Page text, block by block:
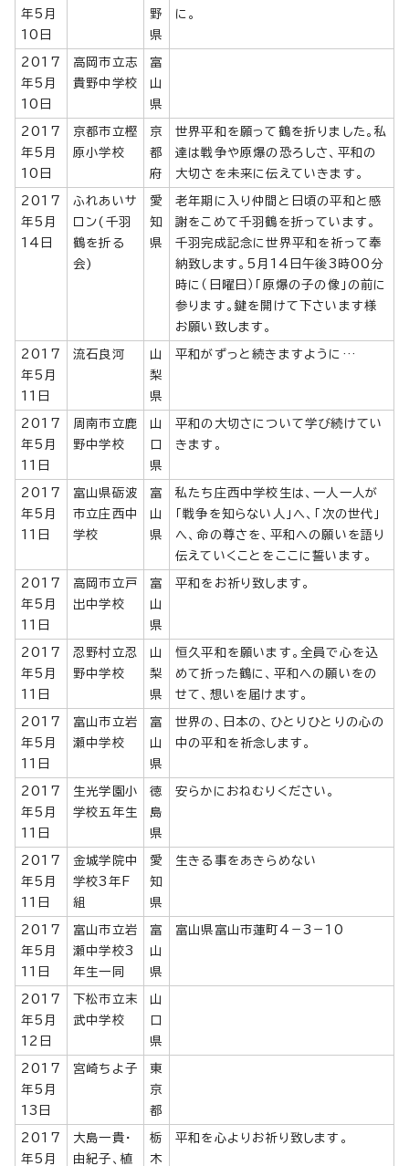
年5月
10日
野
県
に。
2017
年5月
10日
高岡市立志
貴野中学校
富
山
県
2017
年5月
10日
京都市立樫
原小学校
京
都
府
世界平和を願って鶴を折りました。私
達は戦争や原爆の恐ろしさ、平和の
大切さを未来に伝えていきます。
2017
年5月
14日
ふれあいサ
ロン(千羽
鶴を折る
会)
愛
知
県
老年期に入り仲間と日頃の平和と感
謝をこめて千羽鶴を折っています。
千羽完成記念に世界平和を祈って奉
納致します。5月14日午後3時00分
時に（日曜日）「原爆の子の像」の前に
参ります。鍵を開けて下さいます様
お願い致します。
2017
年5月
11日
流石良河
山
梨
県
平和がずっと続きますように…
2017
年5月
11日
周南市立鹿
野中学校
山
口
県
平和の大切さについて学び続けてい
きます。
2017
年5月
11日
富山県砺波
市立庄西中
学校
富
山
県
私たち庄西中学校生は、一人一人が
「戦争を知らない人」へ、「次の世代」
へ、命の尊さを、平和への願いを語り
伝えていくことをここに誓います。
2017
年5月
11日
高岡市立戸
出中学校
富
山
県
平和をお祈り致します。
2017
年5月
11日
忍野村立忍
野中学校
山
梨
県
恒久平和を願います。全員で心を込
めて折った鶴に、平和への願いをの
せて、想いを届けます。
2017
年5月
11日
富山市立岩
瀬中学校
富
山
県
世界の、日本の、ひとりひとりの心の
中の平和を祈念します。
2017
年5月
11日
生光学園小
学校五年生
徳
島
県
安らかにおねむりください。
2017
年5月
11日
金城学院中
学校3年F
組
愛
知
県
生きる事をあきらめない
2017
年5月
11日
富山市立岩
瀬中学校3
年生一同
富
山
県
富山県富山市蓮町4－3－10
2017
年5月
12日
下松市立末
武中学校
山
口
県
2017
年5月
13日
宮崎ちよ子
東
京
都
2017
年5月
大島一貴・
由紀子、植
栃
木
平和を心よりお祈り致します。